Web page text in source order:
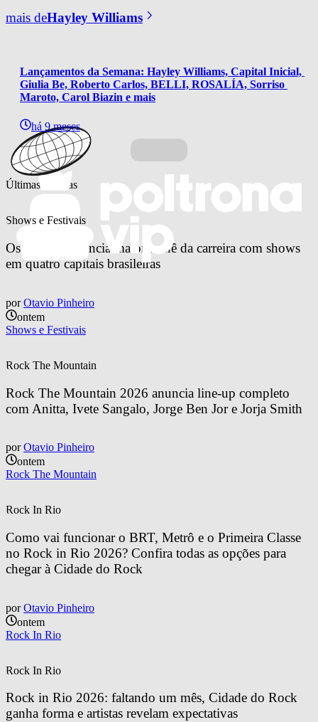
mais deHayley Williams
Lançamentos da Semana: Hayley Williams, Capital Inicial,
Giulia Be, Roberto Carlos, BELLI, ROSALÍA, Sorriso
Maroto, Carol Biazin e mais
há 9 meses
Últimas notícias
Shows e Festivais
Os Garotin anuncia maior turnê da carreira com shows
em quatro capitais brasileiras
por Otavio Pinheiro
ontem
Shows e Festivais
Rock The Mountain
Rock The Mountain 2026 anuncia line-up completo
com Anitta, Ivete Sangalo, Jorge Ben Jor e Jorja Smith
por Otavio Pinheiro
ontem
Rock The Mountain
Rock In Rio
Como vai funcionar o BRT, Metrô e o Primeira Classe
no Rock in Rio 2026? Confira todas as opções para
chegar à Cidade do Rock
por Otavio Pinheiro
ontem
Rock In Rio
Rock In Rio
Rock in Rio 2026: faltando um mês, Cidade do Rock
ganha forma e artistas revelam expectativas